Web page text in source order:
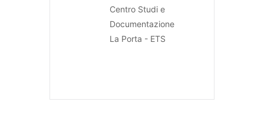
Centro Studi e
Documentazione
La Porta - ETS